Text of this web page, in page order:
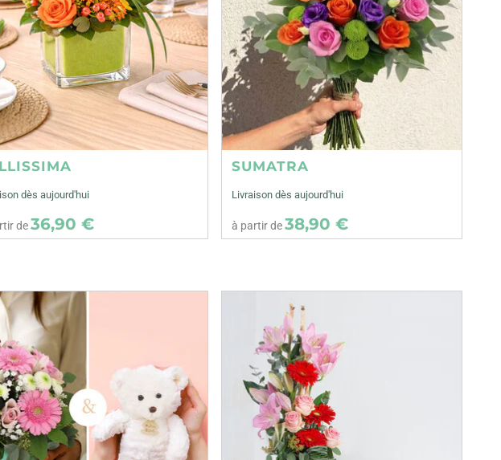
dès aujourd'hui
de36,90 €
SUMATRA
Livraison dès aujourd'hui
à partir de38,90 €